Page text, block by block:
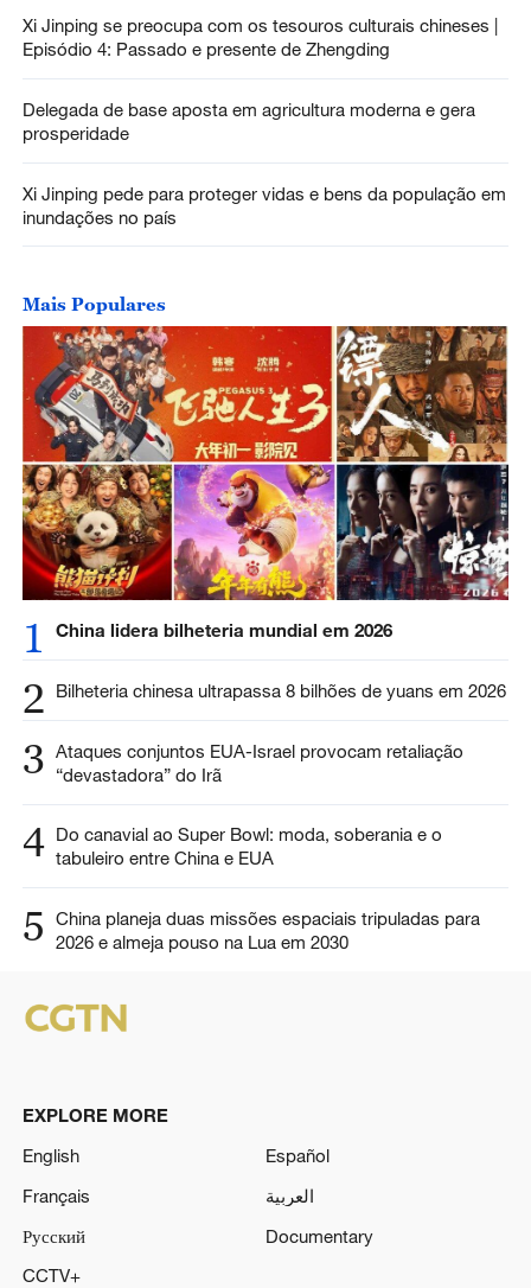
Xi Jinping se preocupa com os tesouros culturais chineses |
Episódio 4: Passado e presente de Zhengding
Delegada de base aposta em agricultura moderna e gera
prosperidade
Xi Jinping pede para proteger vidas e bens da população em
inundações no país
Mais Populares
1 China lidera bilheteria mundial em 2026
2 Bilheteria chinesa ultrapassa 8 bilhões de yuans em 2026
3 Ataques conjuntos EUA-Israel provocam retaliação
“devastadora” do Irã
4 Do canavial ao Super Bowl: moda, soberania e o
tabuleiro entre China e EUA
5
China planeja duas missões espaciais tripuladas para
2026 e almeja pouso na Lua em 2030
EXPLORE MORE
English
Español
Français
العربية
Русский
Documentary
CCTV+